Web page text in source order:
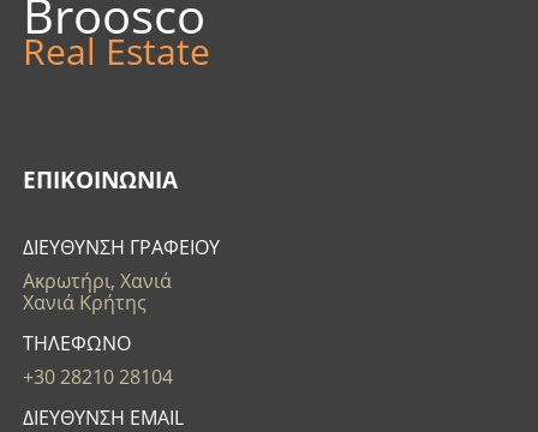
Broosco
Real Estate
ΕΠΙΚΟΙΝΩΝΊΑ
ΔΙΕΥΘΥΝΣΗ ΓΡΑΦΕΙΟΥ
Ακρωτήρι, Χανιά
Χανιά Κρήτης
ΤΗΛΕΦΩΝΟ
+30 28210 28104
ΔΙΕΥΘΥΝΣΗ EMAIL